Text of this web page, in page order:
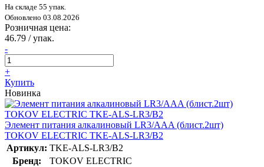
На складе 55 упак.
Обновлено 03.08.2026
Розничная цена:
46.79 / упак.
-
+
Купить
Новинка
Элемент питания алкалиновый LR3/AAA (блист.2шт)
TOKOV ELECTRIC TKE-ALS-LR3/B2
Артикул: TKE-ALS-LR3/B2
Бренд:
TOKOV ELECTRIC